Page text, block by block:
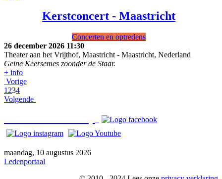
Kerstconcert - Maastricht
Concerten en optredens
26 december 2026 11:30
Theater aan het Vrijthof, Maastricht - Maastricht, Nederland
Geine Keersemes zoonder de Staar.
+ info
Vorige
1 234
Volgende
maandag, 10 augustus 2026
Ledenportaal